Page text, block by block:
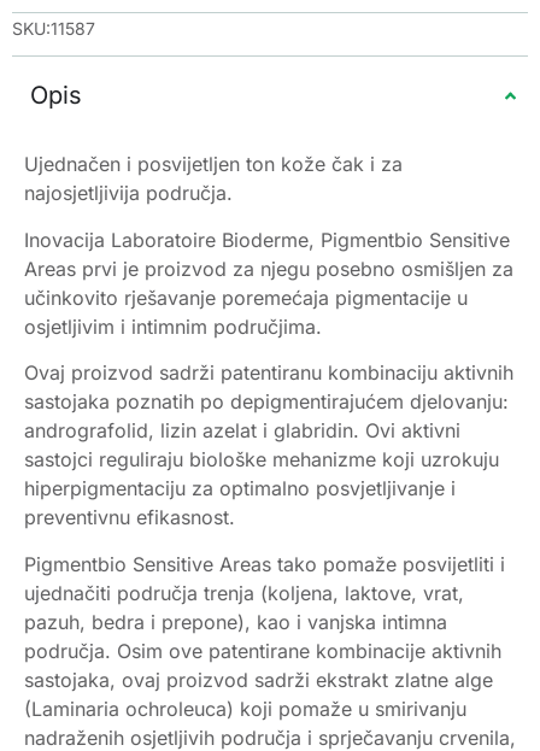
SKU:11587
Opis
Ujednačen i posvijetljen ton kože čak i za
najosjetljivija područja.
Inovacija Laboratoire Bioderme, Pigmentbio Sensitive
Areas prvi je proizvod za njegu posebno osmišljen za
učinkovito rješavanje poremećaja pigmentacije u
osjetljivim i intimnim područjima.
Ovaj proizvod sadrži patentiranu kombinaciju aktivnih
sastojaka poznatih po depigmentirajućem djelovanju:
andrografolid, lizin azelat i glabridin. Ovi aktivni
sastojci reguliraju biološke mehanizme koji uzrokuju
hiperpigmentaciju za optimalno posvjetljivanje i
preventivnu efikasnost.
Pigmentbio Sensitive Areas tako pomaže posvijetliti i
ujednačiti područja trenja (koljena, laktove, vrat,
pazuh, bedra i prepone), kao i vanjska intimna
područja. Osim ove patentirane kombinacije aktivnih
sastojaka, ovaj proizvod sadrži ekstrakt zlatne alge
(Laminaria ochroleuca) koji pomaže u smirivanju
nadraženih osjetljivih područja i sprječavanju crvenila,